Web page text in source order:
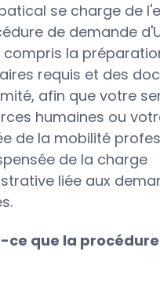
se charge de
de demande
compris la
requis et des
afin que votre
humaines ou
de la mobilité
de la charge
liée aux
ce que la